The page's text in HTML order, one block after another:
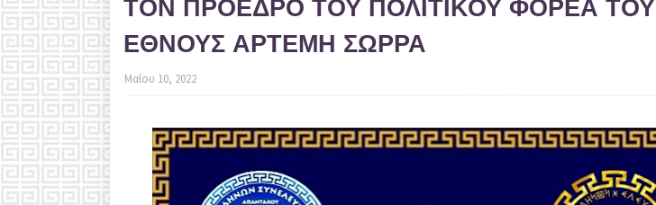
ΤΟΝ ΠΡΟΕΔΡΟ ΤΟΥ ΠΟΛΙΤΙΚΟΥ ΦΟΡΕΑ ΤΟΥ
ΕΘΝΟΥΣ ΑΡΤΕΜΗ ΣΩΡΡΑ
Μαΐου 10, 2022